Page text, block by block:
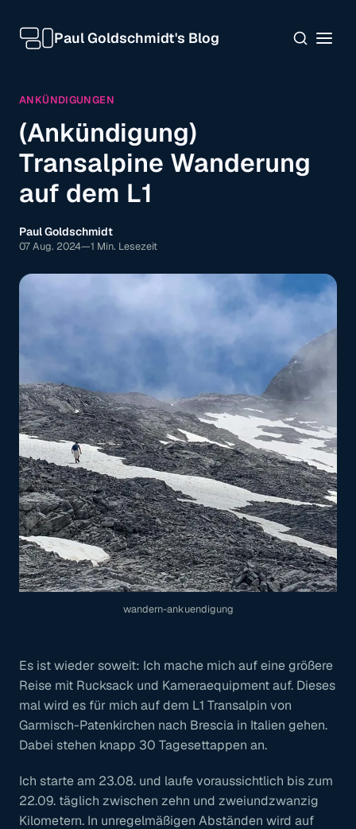
Paul Goldschmidt's Blog
ANKÜNDIGUNGEN
(Ankündigung)
Transalpine Wanderung
auf dem L1
Paul Goldschmidt
07 Aug. 2024—1 Min. Lesezeit
wandern-ankuendigung
Es ist wieder soweit: Ich mache mich auf eine größere
Reise mit Rucksack und Kameraequipment auf. Dieses
mal wird es für mich auf dem L1 Transalpin von
Garmisch-Patenkirchen nach Brescia in Italien gehen.
Dabei stehen knapp 30 Tagesettappen an.
Ich starte am 23.08. und laufe voraussichtlich bis zum
22.09. täglich zwischen zehn und zweiundzwanzig
Kilometern. In unregelmäßigen Abständen wird auf